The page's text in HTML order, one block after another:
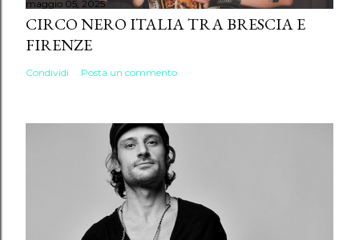
maggio 05, 2025
CIRCO NERO ITALIA TRA BRESCIA E
FIRENZE
Condividi Posta un commento